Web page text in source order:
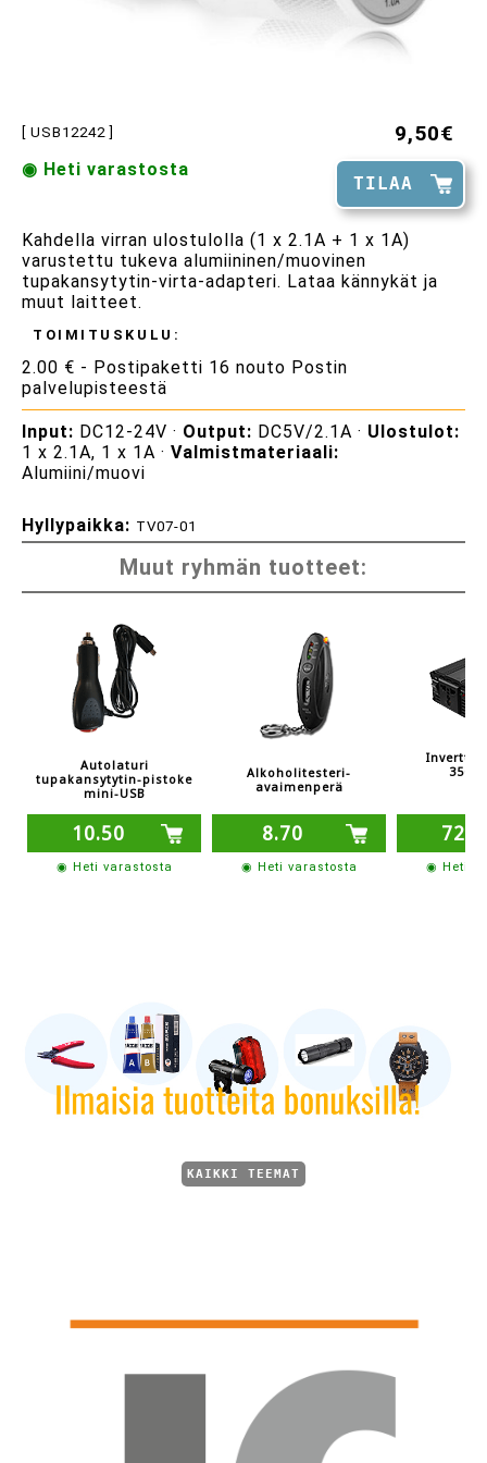
[ USB12242 ] 9,50€
TILAA
◉ Heti varastosta
Kahdella virran ulostulolla (1 x 2.1A + 1 x 1A)
varustettu tukeva alumiininen/muovinen
tupakansytytin-virta-adapteri. Lataa kännykät ja
muut laitteet.
TOIMITUSKULU:
2.00 € - Postipaketti 16 nouto Postin
palvelupisteestä
Input: DC12-24V · Output: DC5V/2.1A · Ulostulot:
1 x 2.1A, 1 x 1A · Valmistmateriaali:
Alumiini/muovi
Hyllypaikka: TV07-01
Muut ryhmän tuotteet:
Autolaturi
tupakansytytin-pistoke
mini-USB
10.50
◉ Heti varastosta
Alkoholitesteri-
avaimenperä
8.70
◉ Heti varastosta
Invertteri
350/
◉ Heti
KAIKKI TEEMAT